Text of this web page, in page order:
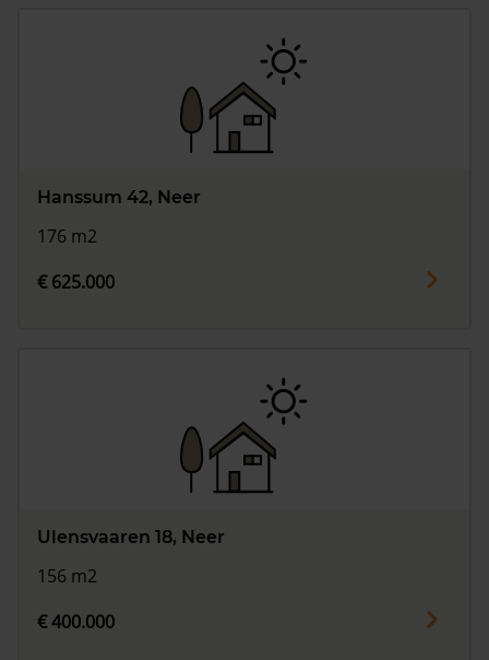
Hanssum 42, Neer
176 m2
€ 625.000
Ulensvaaren 18, Neer
156 m2
€ 400.000